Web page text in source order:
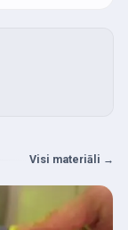
Visi materiāli →